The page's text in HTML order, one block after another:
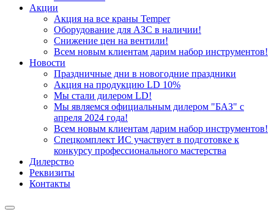
Акции
Акция на все краны Temper
Оборудование для АЗС в наличии!
Снижение цен на вентили!
Всем новым клиентам дарим набор инструментов!
Новости
Праздничные дни в новогодние праздники
Акция на продукцию LD 10%
Мы стали дилером LD!
Мы являемся официальным дилером "БАЗ" с
апреля 2024 года!
Всем новым клиентам дарим набор инструментов!
Спецкомплект ИС участвует в подготовке к
конкурсу профессионального мастерства
Дилерство
Реквизиты
Контакты